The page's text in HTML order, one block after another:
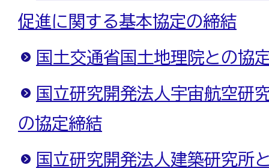
促進に関する基本協定の締結
国土交通省国土地理院との協
国立研究開発法人宇宙航空研
の協定締結
国立研究開発法人建築研究所